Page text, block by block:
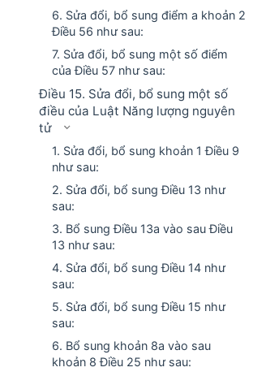
6. Sửa đổi, bổ sung điểm a khoản 2
Điều 56 như sau:
7. Sửa đổi, bổ sung một số điểm
của Điều 57 như sau:
Điều 15. Sửa đổi, bổ sung một số
điều của Luật Năng lượng nguyên
tử
1. Sửa đổi, bổ sung khoản 1 Điều 9
như sau:
2. Sửa đổi, bổ sung Điều 13 như
sau:
3. Bổ sung Điều 13a vào sau Điều
13 như sau:
4. Sửa đổi, bổ sung Điều 14 như
sau:
5. Sửa đổi, bổ sung Điều 15 như
sau:
6. Bổ sung khoản 8a vào sau
khoản 8 Điều 25 như sau: